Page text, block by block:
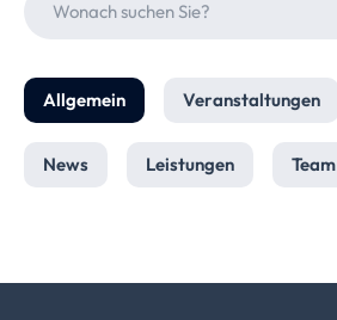
Allgemein Veranstaltungen
News Leistungen Team